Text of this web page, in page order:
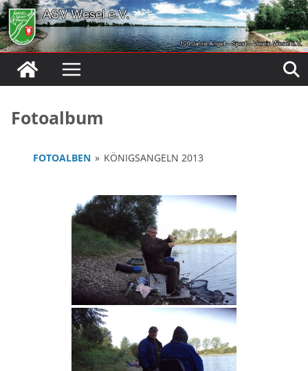
Zum
Inhalt
springen
Fotoalbum
FOTOALBEN » KÖNIGSANGELN 2013